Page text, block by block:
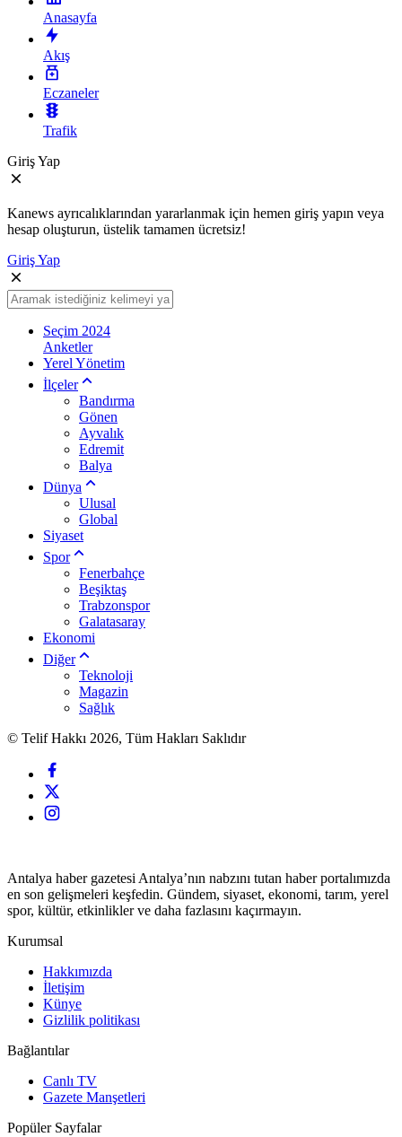
Anasayfa
Akış
Eczaneler
Trafik
Giriş Yap
Kanews ayrıcalıklarından yararlanmak için hemen giriş yapın veya
hesap oluşturun, üstelik tamamen ücretsiz!
Giriş Yap
Seçim 2024
Anketler
Yerel Yönetim
İlçeler
Bandırma
Gönen
Ayvalık
Edremit
Balya
Dünya
Ulusal
Global
Siyaset
Spor
Fenerbahçe
Beşiktaş
Trabzonspor
Galatasaray
Ekonomi
Diğer
Teknoloji
Magazin
Sağlık
© Telif Hakkı 2026, Tüm Hakları Saklıdır
Antalya haber gazetesi Antalya’nın nabzını tutan haber portalımızda
en son gelişmeleri keşfedin. Gündem, siyaset, ekonomi, tarım, yerel
spor, kültür, etkinlikler ve daha fazlasını kaçırmayın.
Kurumsal
Hakkımızda
İletişim
Künye
Gizlilik politikası
Bağlantılar
Canlı TV
Gazete Manşetleri
Popüler Sayfalar